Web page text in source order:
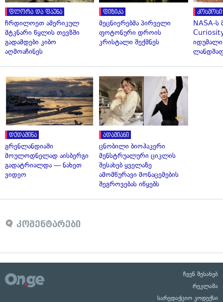
ფლორა და ფაუნა
ჩრდილოეთ ამერიკულ
მტკნარი წყლის თევზში
გადამდები კიბო
აღმოაჩინეს
ფიზიკა
მეცნიერებმა პირველი
ფოტონური დროის
კრისტალი შექმნეს
კოსმოსი
NASA-ს
დედამიწა
გრენლანდიაში
მოულოდნელად აისბერგი
გადატრიალდა — ნახეთ
ვიდეო
ადამიანი
ცნობილი ბიოჰაკერი
მენსტრუალური ციკლის
შესახებ ყველაზე
ამომწურავი მონაცემების
შეგროვებას იწყებს
კომენტარები
ჩვენ შესახებ
რეკლამა
სარედაქციო კოდექსი